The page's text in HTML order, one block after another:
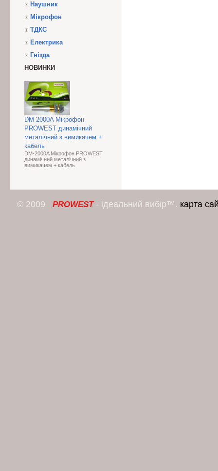
Наушник
Мікрофон
ТДКС
Електрика
Гнізда
НОВИНКИ
DM-2000A Мікрофон
PROWEST динамічний
металічний з вимикачем +
кабель
DM-2000A Мікрофон PROWEST
динамічний металічний з
вимикачем + кабель
© 2009 PROWEST- ідеальний вибір™. карта